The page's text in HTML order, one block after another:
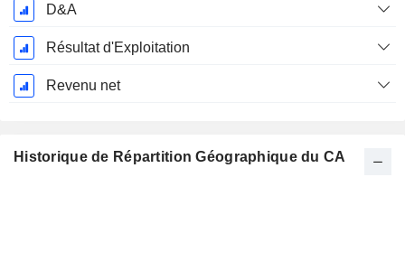
D&A
Résultat d'Exploitation
Revenu net
Historique de Répartition Géographique du CA